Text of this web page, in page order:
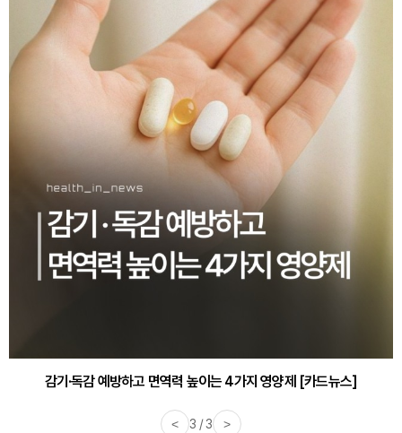
감기·독감 예방하고 면역력 높이는 4가지 영양제 [카드뉴스]
< 3 / 3 >